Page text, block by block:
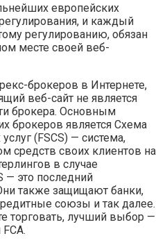
европейских
и каждый
регулированию, обязан
месте своей веб-
брокеров в Интернете,
веб-сайт не является
брокера. Основным
брокеров является Схема
(FSCS) — система,
средств своих клиентов на
в случае
— это последний
также защищают банки,
союзы и так далее.
торговать, лучший выбор —